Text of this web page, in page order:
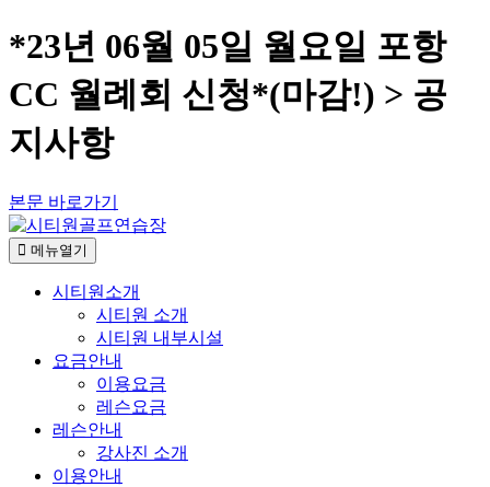
*23년 06월 05일 월요일 포항
CC 월례회 신청*(마감!) > 공
지사항
본문 바로가기
메뉴열기
시티원소개
시티원 소개
시티원 내부시설
요금안내
이용요금
레슨요금
레슨안내
강사진 소개
이용안내